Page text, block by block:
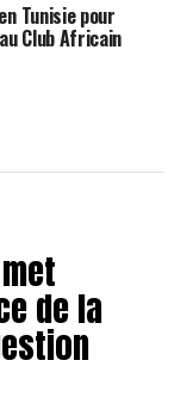
Tunisie pour
Club Africain
de la